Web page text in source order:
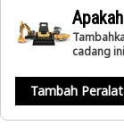
cadang
Tambah